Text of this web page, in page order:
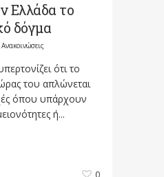
Ελλάδα το
δόγμα
ότι το
του απλώνεται
όπου υπάρχουν
ή...
0